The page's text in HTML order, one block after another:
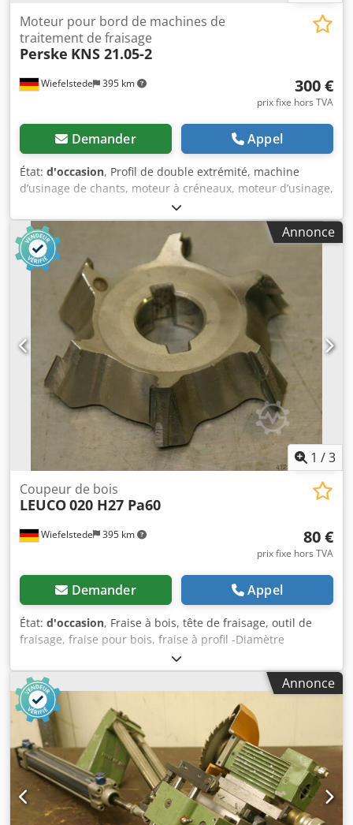
Wiefelstede 395 km
Moteur pour bord de machines de
traitement de fraisage
Perske KNS 21.05-2
300 €
prix fixe hors TVA
Demander Appel
État: d'occasion, Profil de double extrémité, machine
d’usinage de chants, moteur à créneaux, moteur d’usinage,
moteur de broche, moteur de fraisage - Tension : 165 volts
- Puissance : moteur 0,22 kW, 17 250 tr/min à 300 Hz -
Arbre : Ø 20 mm - Sens de rotation : horaire - Dimensions :
200/70/H85 mm Dsdpfx Ascx Iffjkgskr - Poids : 1,9 kg
Annonce
1 /3
Wiefelstede 395 km
Coupeur de bois
LEUCO020 H27 Pa60
80 €
prix fixe hors TVA
Demander Appel
État: d'occasion, Fraise à bois, tête de fraisage, outil de
fraisage, fraise pour bois, fraise à profil -Diamètre
extérieur : 80 mm -Hauteur : 20 mm -Angle de coupe
Dsdociv S Iepfx Akgjkr -Alésage : Ø mm -Quantité : 2 fraises
disponibles -Prix : par pièce -Poids : 0,5 kg
Annonce